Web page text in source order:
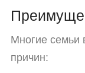
Многие семьи
причин: